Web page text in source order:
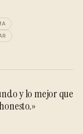
y lo mejor que